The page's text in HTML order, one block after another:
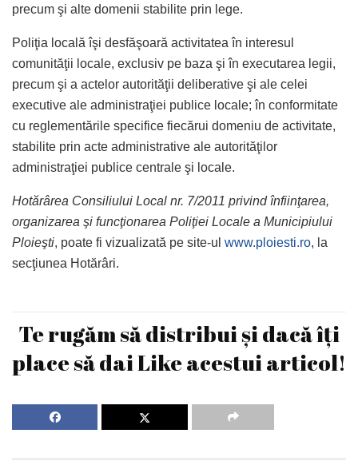
precum şi alte domenii stabilite prin lege.
Poliţia locală îşi desfăşoară activitatea în interesul
comunităţii locale, exclusiv pe baza şi în executarea legii,
precum şi a actelor autorităţii deliberative şi ale celei
executive ale administraţiei publice locale; în conformitate
cu reglementările specifice fiecărui domeniu de activitate,
stabilite prin acte administrative ale autorităţilor
administraţiei publice centrale şi locale.
Hotărârea Consiliului Local nr. 7/2011 privind înfiinţarea,
organizarea şi funcţionarea Poliţiei Locale a Municipiului
Ploieşti, poate fi vizualizată pe site-ul www.ploiesti.ro, la
secţiunea Hotărâri.
Te rugăm să distribui și dacă îți
place să dai Like acestui articol!